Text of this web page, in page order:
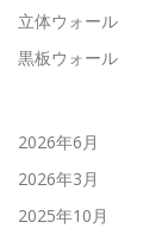
立体ウォール
黒板ウォール
2026年6月
2026年3月
2025年10月